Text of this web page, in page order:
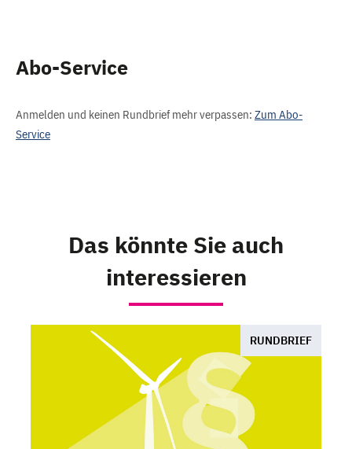
Abo-Service
Anmelden und keinen Rundbrief mehr verpassen: Zum Abo-
Service
Das könnte Sie auch
interessieren
RUNDBRIEF